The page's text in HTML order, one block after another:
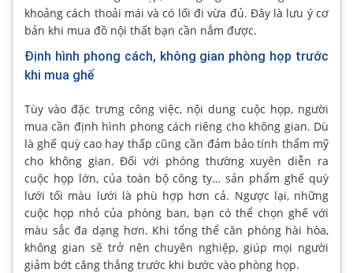
khoảng cách thoải mái và có lối đi vừa đủ. Đây là lưu ý cơ
bản khi mua đồ nội thất bạn cần nắm được.
Định hình phong cách, không gian phòng họp trước
khi mua ghế
Tùy vào đặc trưng công việc, nội dung cuộc họp, người
mua cần định hình phong cách riêng cho không gian. Dù
là ghế quỳ cao hay thấp cũng cần đảm bảo tính thẩm mỹ
cho không gian. Đối với phòng thường xuyên diễn ra
cuộc họp lớn, của toàn bộ công ty… sản phẩm ghế quỳ
lưới tối màu lưới là phù hợp hơn cả. Ngược lại, những
cuộc họp nhỏ của phòng ban, bạn có thể chọn ghế với
màu sắc đa dạng hơn. Khi tổng thể căn phòng hài hòa,
không gian sẽ trở nên chuyên nghiệp, giúp mọi người
giảm bớt căng thẳng trước khi bước vào phòng họp.